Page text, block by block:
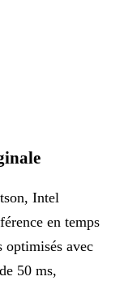
Intel
en temps
optimisés avec
50 ms,